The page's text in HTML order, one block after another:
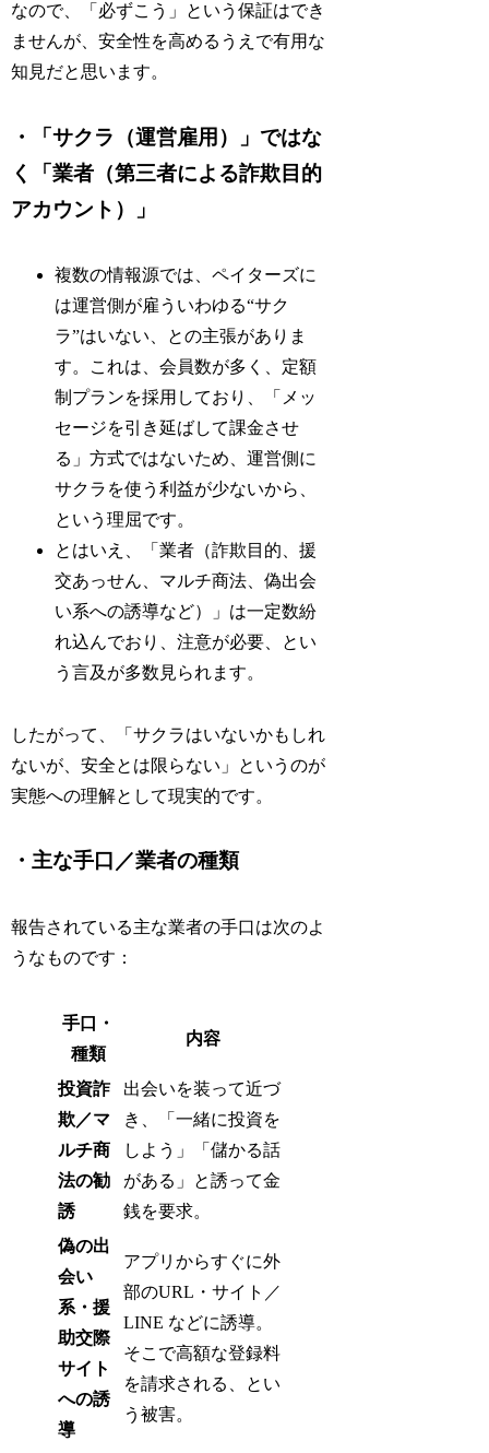
なので、「必ずこう」という保証はでき
ませんが、安全性を高めるうえで有用な
知見だと思います。
・「サクラ（運営雇用）」ではな
く「業者（第三者による詐欺目的
アカウント）」
複数の情報源では、ペイターズに
は運営側が雇ういわゆる“サク
ラ”はいない、との主張がありま
す。これは、会員数が多く、定額
制プランを採用しており、「メッ
セージを引き延ばして課金させ
る」方式ではないため、運営側に
サクラを使う利益が少ないから、
という理屈です。
とはいえ、「業者（詐欺目的、援
交あっせん、マルチ商法、偽出会
い系への誘導など）」は一定数紛
れ込んでおり、注意が必要、とい
う言及が多数見られます。
したがって、「サクラはいないかもしれ
ないが、安全とは限らない」というのが
実態への理解として現実的です。
・主な手口／業者の種類
報告されている主な業者の手口は次のよ
うなものです：
手口・
種類
内容
投資詐
欺／マ
ルチ商
法の勧
誘
出会いを装って近づ
き、「一緒に投資を
しよう」「儲かる話
がある」と誘って金
銭を要求。
偽の出
会い
系・援
助交際
サイト
への誘
導
アプリからすぐに外
部のURL・サイト／
LINE などに誘導。
そこで高額な登録料
を請求される、とい
う被害。